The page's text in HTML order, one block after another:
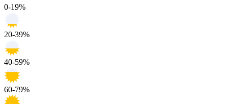
0-19%
20-39%
40-59%
60-79%